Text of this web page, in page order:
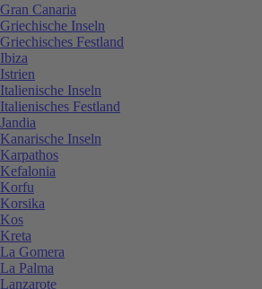
Gran Canaria
Griechische Inseln
Griechisches Festland
Ibiza
Istrien
Italienische Inseln
Italienisches Festland
Jandia
Kanarische Inseln
Karpathos
Kefalonia
Korfu
Korsika
Kos
Kreta
La Gomera
La Palma
Lanzarote